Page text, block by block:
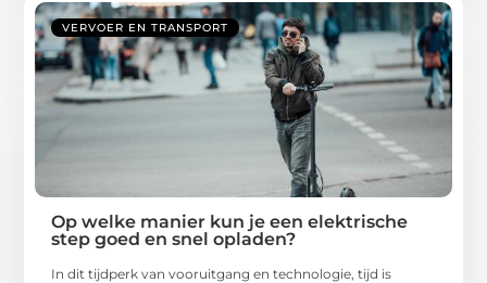
VERVOER EN TRANSPORT
Op welke manier kun je een elektrische
step goed en snel opladen?
In dit tijdperk van vooruitgang en technologie, tijd is